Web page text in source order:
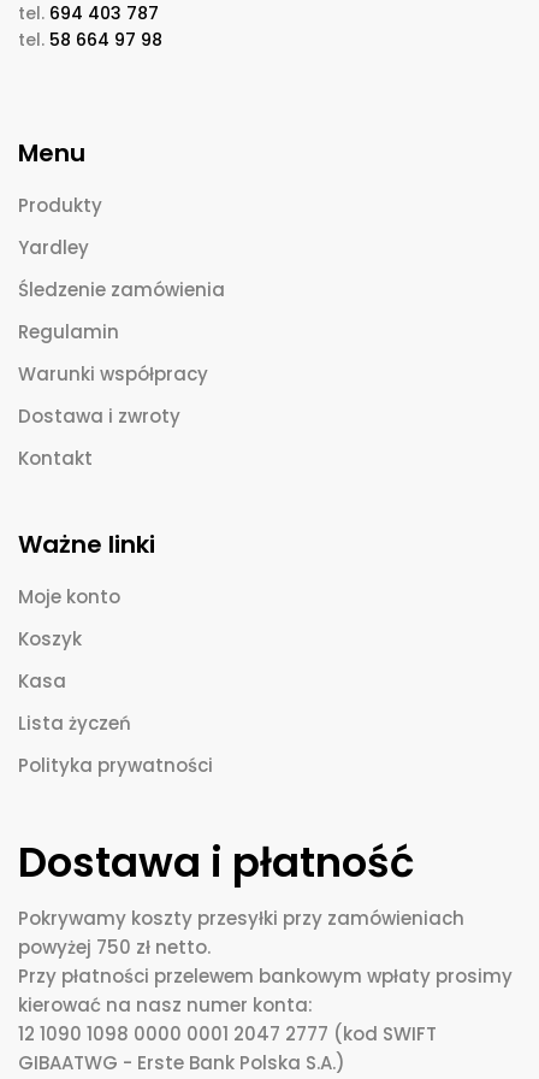
tel. 694 403 787
tel. 58 664 97 98
Menu
Produkty
Yardley
Śledzenie zamówienia
Regulamin
Warunki współpracy
Dostawa i zwroty
Kontakt
Ważne linki
Moje konto
Koszyk
Kasa
Lista życzeń
Polityka prywatności
Dostawa i płatność
Pokrywamy koszty przesyłki przy zamówieniach
powyżej 750 zł netto.
Przy płatności przelewem bankowym wpłaty prosimy
kierować na nasz numer konta:
12 1090 1098 0000 0001 2047 2777 (kod SWIFT
GIBAATWG - Erste Bank Polska S.A.)